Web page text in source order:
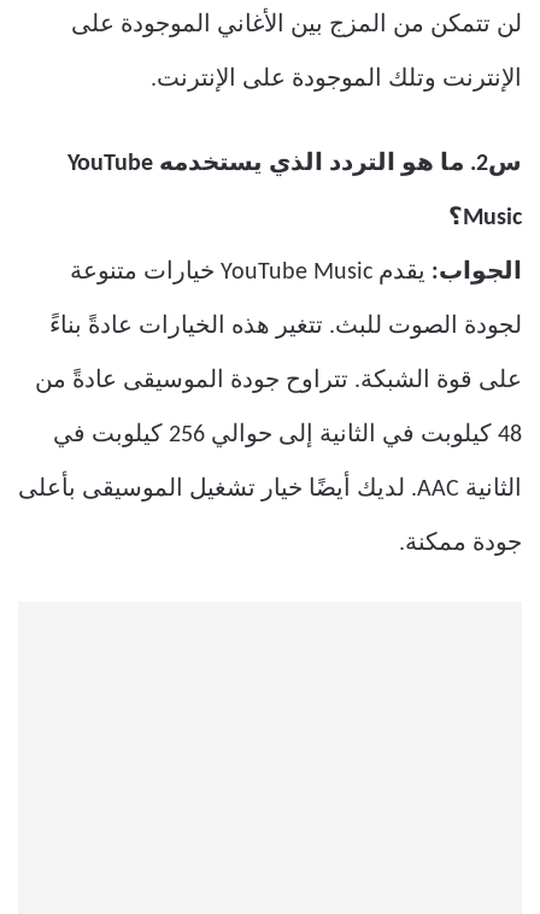
لن تتمكن من المزج بين الأغاني الموجودة على
الإنترنت وتلك الموجودة على الإنترنت.
س2. ما هو التردد الذي يستخدمه YouTube
Music؟
الجواب: يقدم YouTube Music خيارات متنوعة
لجودة الصوت للبث. تتغير هذه الخيارات عادةً بناءً
على قوة الشبكة. تتراوح جودة الموسيقى عادةً من
48 كيلوبت في الثانية إلى حوالي 256 كيلوبت في
الثانية AAC. لديك أيضًا خيار تشغيل الموسيقى بأعلى
جودة ممكنة.